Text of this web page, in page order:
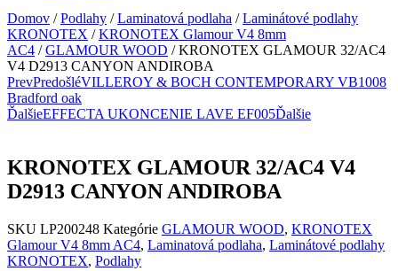
Domov /Podlahy /Laminatová podlaha /Laminátové podlahy
KRONOTEX /KRONOTEX Glamour V4 8mm
AC4 /GLAMOUR WOOD / KRONOTEX GLAMOUR 32/AC4
V4 D2913 CANYON ANDIROBA
PrevPredošléVILLEROY & BOCH CONTEMPORARY VB1008
Bradford oak
ĎalšieEFFECTA UKONCENIE LAVE EF005Ďalšie
KRONOTEX GLAMOUR 32/AC4 V4
D2913 CANYON ANDIROBA
SKU LP200248 Kategórie GLAMOUR WOOD, KRONOTEX
Glamour V4 8mm AC4, Laminatová podlaha, Laminátové podlahy
KRONOTEX, Podlahy